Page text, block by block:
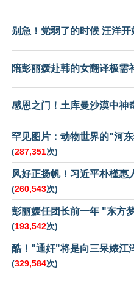
别急！党弱了的时候 汪洋开
陪彭丽媛赴韩的女翻译极需
感恩之门！土库曼沙漠中神
罕见图片：动物世界的"河
(287,351次)
风好正扬帆！习近平朴槿惠
(260,543次)
彭丽媛任团长前一年 "东方
(193,542次)
酷！"通奸"将是向三呆婊江
(329,584次)